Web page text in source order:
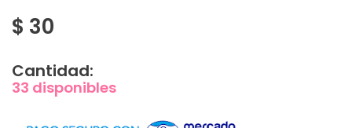
$ 30
Cantidad:
33 disponibles